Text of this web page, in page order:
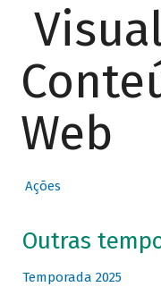
Web
Ações
Outras
Temporada 2025